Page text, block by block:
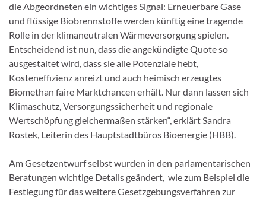
die Abgeordneten ein wichtiges Signal: Erneuerbare Gase
und flüssige Biobrennstoffe werden künftig eine tragende
Rolle in der klimaneutralen Wärmeversorgung spielen.
Entscheidend ist nun, dass die angekündigte Quote so
ausgestaltet wird, dass sie alle Potenziale hebt,
Kosteneffizienz anreizt und auch heimisch erzeugtes
Biomethan faire Marktchancen erhält. Nur dann lassen sich
Klimaschutz, Versorgungssicherheit und regionale
Wertschöpfung gleichermaßen stärken“, erklärt Sandra
Rostek, Leiterin des Hauptstadtbüros Bioenergie (HBB).
Am Gesetzentwurf selbst wurden in den parlamentarischen
Beratungen wichtige Details geändert, wie zum Beispiel die
Festlegung für das weitere Gesetzgebungsverfahren zur